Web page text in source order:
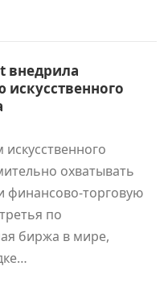
внедрила
искусственного
охватывать
финансово-торговую
по
биржа в мире,